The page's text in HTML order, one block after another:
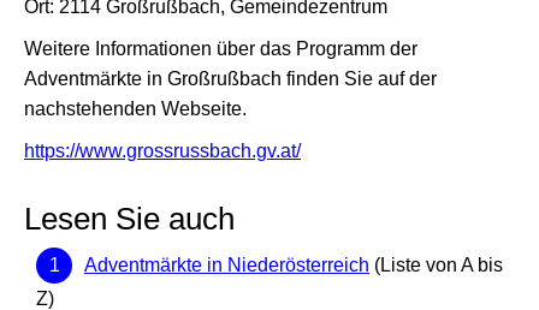
Ort: 2114 Großrußbach, Gemeindezentrum
Weitere Informationen über das Programm der
Adventmärkte in Großrußbach finden Sie auf der
nachstehenden Webseite.
https://www.grossrussbach.gv.at/
Lesen Sie auch
Adventmärkte in Niederösterreich (Liste von A bis
Z)